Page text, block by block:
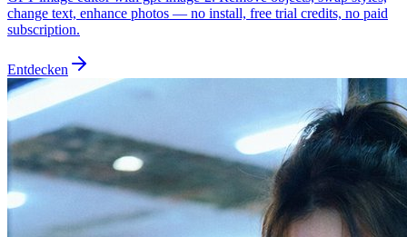
change text, enhance photos — no install, free trial credits, no paid
subscription.
Entdecken